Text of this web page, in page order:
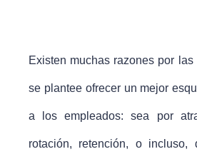
Existen muchas razones por
se plantee ofrecer un mejor
a los empleados: sea por
rotación, retención, o